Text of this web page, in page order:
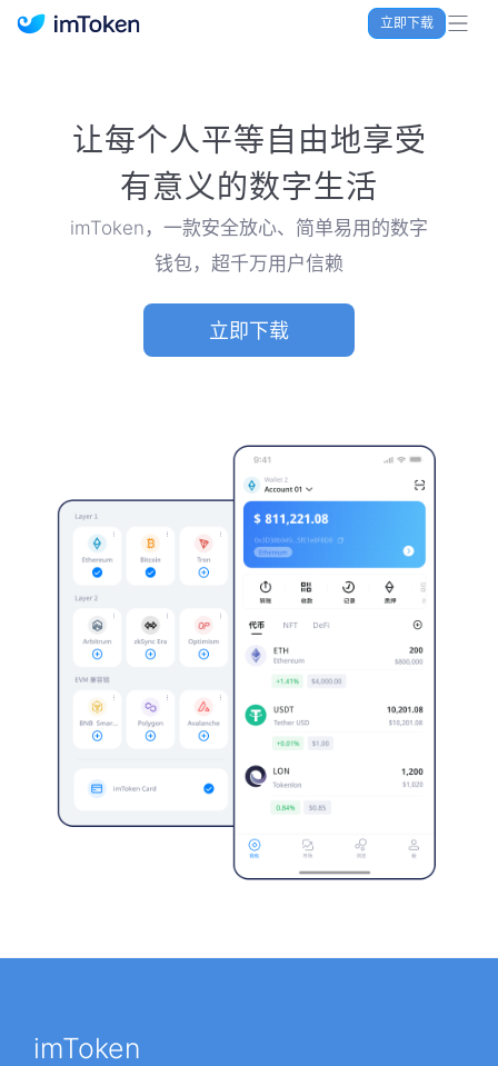
立即下载
imToken 官网｜联合TRX空投大礼包
让每个人平等自由地享受
有意义的数字生活
imToken，一款安全放心、简单易用的数字
钱包，超千万用户信赖
立即下载
imToken